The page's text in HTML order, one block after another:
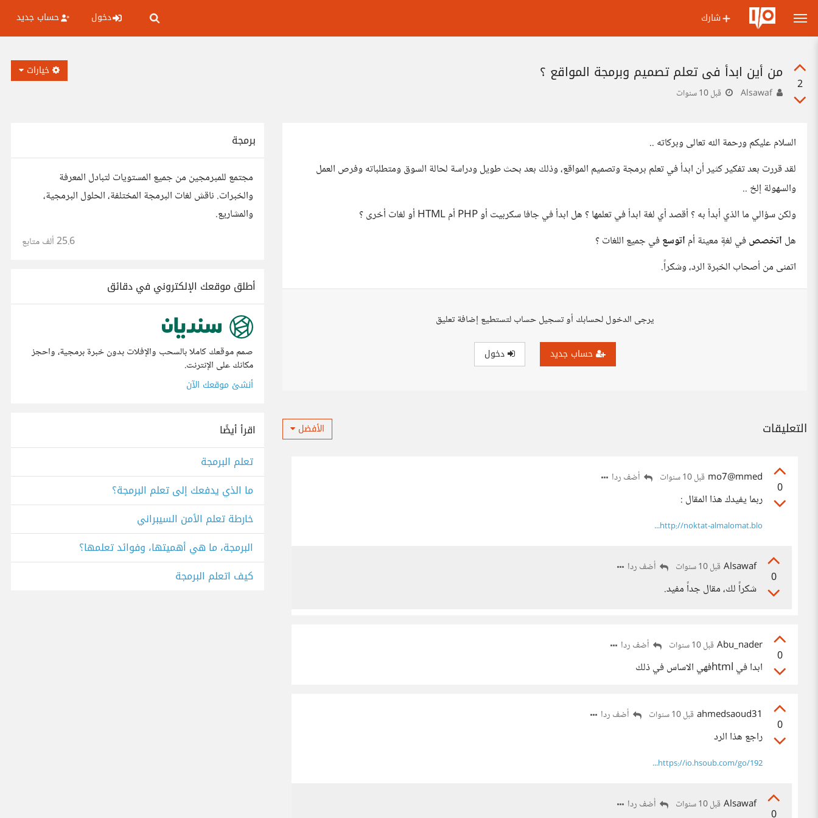
شارك دخول حساب جديد
2
من أين ابدأ في تعلم تصميم وبرمجة المواقع ؟
قبل 10 سنوات
خيارات
السلام عليكم ورحمة الله تعالى وبركاته ..
لقد قررت بعد تفكير كثير أن ابدأ في تعلم برمجة وتصميم المواقع، وذلك بعد بحث طويل ودراسة لحالة السوق ومتطلباته وفرص العمل
والسهولة إلخ ..
ولكن سؤالي ما الذي أبدأ به ؟ أقصد أي لغة ابدأ في تعلمها ؟ هل ابدأ في جافا سكربيت أو PHP أم HTML أو لغات أخرى ؟
هل اتخصصفي لغةٍ معينة أم اتوسعفي جميع اللغات ؟
اتمنى من أصحاب الخبرة الرد، وشكراً.
يرجى الدخول لحسابك أو تسجيل حساب لتستطيع إضافة تعليق
حساب جديد دخول
التعليقات الأفضل
0
mo7@mmed قبل 10 سنوات أضف ردا
ربما يفيدك هذا المقال :
http://noktat-almalomat.blo...
0
Alsawaf قبل 10 سنوات أضف ردا
شكراً لك، مقال جداً مفيد.
0
Abu_nader قبل 10 سنوات أضف ردا
ابدا في htmlفهي الاساس في ذلك
0
ahmedsaoud31 قبل 10 سنوات أضف ردا
راجع هذا الرد
https://io.hsoub.com/go/192...
Alsawaf قبل 10 سنوات أضف ردا
برمجة
مجتمع للمبرمجين من جميع المستويات لتبادل المعرفة
والخبرات. ناقش لغات البرمجة المختلفة، الحلول البرمجية،
والمشاريع.
25.6 ألف متابع
أطلق موقعك الإلكتروني في دقائق
صمم موقعك كاملا بالسحب والإفلات بدون خبرة برمجية، واحجز
مكانك على الإنترنت.
أنشئ موقعك الآن
اقرأ أيضًا
تعلم البرمجة
ما الذي يدفعك إلى تعلم البرمجة؟
خارطة تعلم الأمن السيبراني
البرمجة، ما هي أهميتها، وفوائد تعلمها؟
كيف اتعلم البرمجة